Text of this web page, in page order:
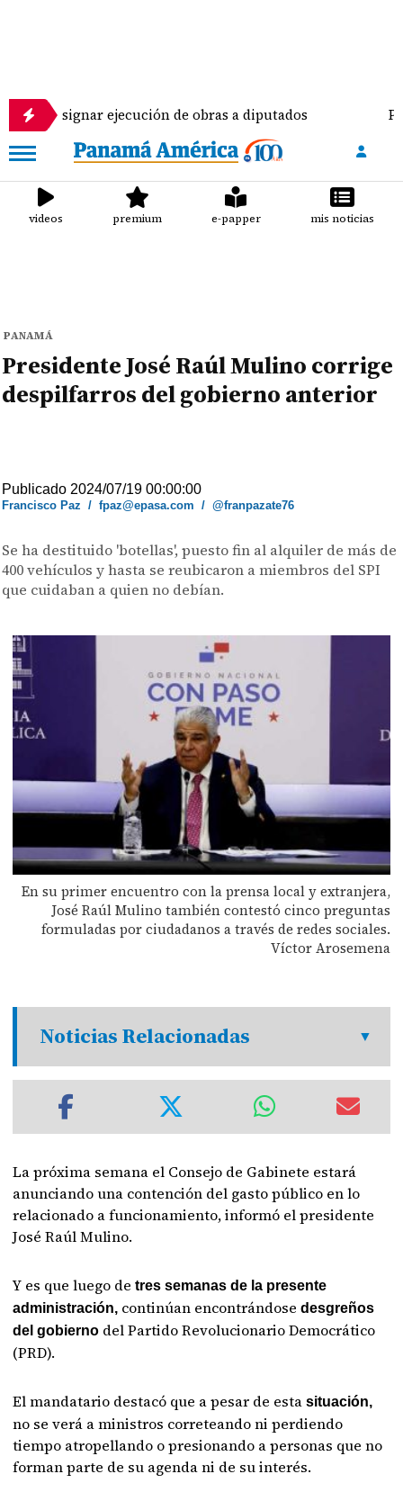
asignar ejecución de obras a diputados
videos premium e-papper mis noticias
PANAMÁ
Presidente José Raúl Mulino corrige
despilfarros del gobierno anterior
Publicado 2024/07/19 00:00:00
Francisco Paz /fpaz@epasa.com /@franpazate76
Se ha destituido 'botellas', puesto fin al alquiler de más de
400 vehículos y hasta se reubicaron a miembros del SPI
que cuidaban a quien no debían.
En su primer encuentro con la prensa local y extranjera,
José Raúl Mulino también contestó cinco preguntas
formuladas por ciudadanos a través de redes sociales.
Víctor Arosemena
Noticias Relacionadas
La próxima semana el Consejo de Gabinete estará
anunciando una contención del gasto público en lo
relacionado a funcionamiento, informó el presidente
José Raúl Mulino.
Y es que luego de tres semanas de la presente
administración, continúan encontrándosedesgreños
del gobierno del Partido Revolucionario Democrático
(PRD).
El mandatario destacó que a pesar de estasituación,
no se verá a ministros correteando ni perdiendo
tiempo atropellando o presionando a personas que no
forman parte de su agenda ni de su interés.